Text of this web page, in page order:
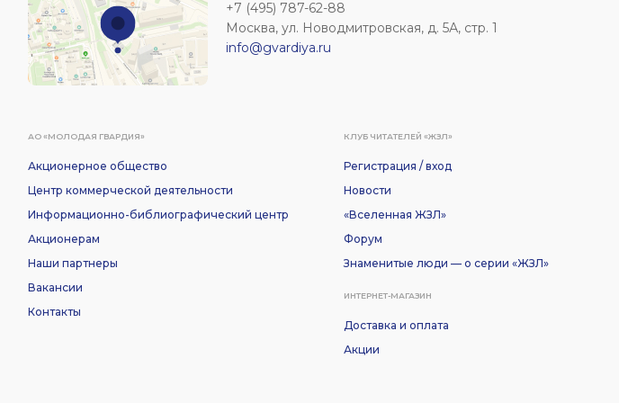
+7 (495) 787-62-88
Москва, ул. Новодмитровская, д. 5А, стр. 1
info@gvardiya.ru
АО «МОЛОДАЯ ГВАРДИЯ»
Акционерное общество
Центр коммерческой деятельности
Информационно-библиографический центр
Акционерам
Наши партнеры
Вакансии
Контакты
КЛУБ ЧИТАТЕЛЕЙ «ЖЗЛ»
Регистрация / вход
Новости
«Вселенная ЖЗЛ»
Форум
Знаменитые люди — о серии «ЖЗЛ»
ИНТЕРНЕТ-МАГАЗИН
Доставка и оплата
Акции